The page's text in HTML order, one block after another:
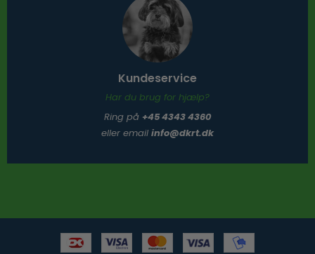
Kundeservice
Har du brug for hjælp?
Ring på +45 4343 4360
eller email info@dkrt.dk